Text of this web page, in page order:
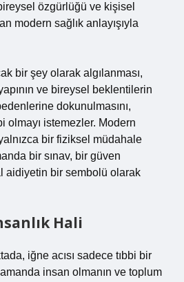
özgürlüğü ve kişisel
modern sağlık anlayışıyla
bir şey olarak algılanması,
ve bireysel beklentilerin
dokunulmasını,
olmayı istemezler. Modern
bir fiziksel müdahale
bir sınav, bir güven
aidiyetin bir sembolü olarak
Hali
iğne acısı sadece tıbbi bir
insan olmanın ve toplum